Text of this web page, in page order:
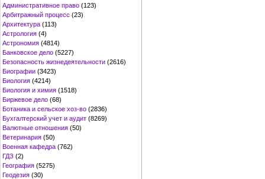
Административное право (123)
Арбитражный процесс (23)
Архитектура (113)
Астрология (4)
Астрономия (4814)
Банковское дело (5227)
Безопасность жизнедеятельности (2616)
Биографии (3423)
Биология (4214)
Биология и химия (1518)
Биржевое дело (68)
Ботаника и сельское хоз-во (2836)
Бухгалтерский учет и аудит (8269)
Валютные отношения (50)
Ветеринария (50)
Военная кафедра (762)
ГДЗ (2)
География (5275)
Геодезия (30)